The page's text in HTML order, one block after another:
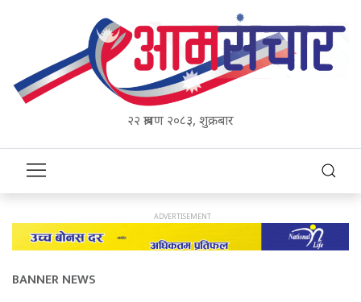
२२ श्रावण २०८३, शुक्रबार
BANNER NEWS